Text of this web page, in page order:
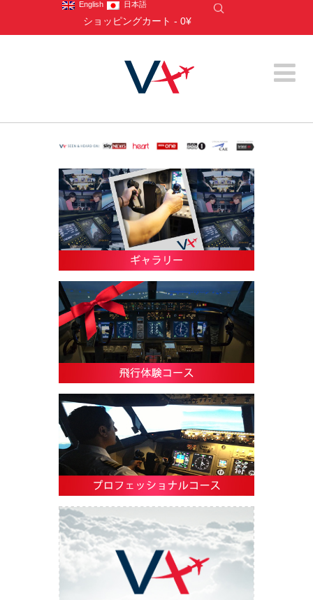
English 日本語
ショッピングカート - 0¥